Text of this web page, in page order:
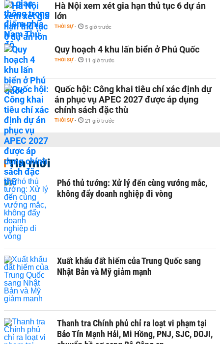
Hà Nội xem xét gia hạn thủ tục 6 dự án
lớn
THỜI SỰ - 5 giờ trước
Quy hoạch 4 khu lấn biển ở Phú Quốc
THỜI SỰ - 11 giờ trước
Quốc hội: Công khai tiêu chí xác định dự
án phục vụ APEC 2027 được áp dụng
chính sách đặc thù
THỜI SỰ - 21 giờ trước
Tin mới
Phó thủ tướng: Xử lý đến cùng vướng mắc,
không đẩy doanh nghiệp đi vòng
Xuất khẩu đất hiếm của Trung Quốc sang
Nhật Bản và Mỹ giảm mạnh
Thanh tra Chính phủ chỉ ra loạt vi phạm tại
Bảo Tín Mạnh Hải, Mi Hồng, PNJ, SJC, DOJI,